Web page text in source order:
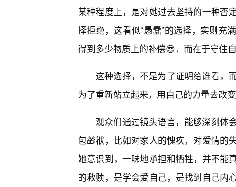
某种程度上，是对她过去坚持的一种否
择拒绝，这看似“愚蠢”的选择，实则充
得到多少物质上的补偿😎，而在于守住
这种选择，不是为了证明给谁看，
为了重新站立起来，用自己的力量去改变
观众们通过镜头语言，能够深刻体
包🎁袱，比如对家人的愧疚，对爱情的
她意识到，一味地承担和牺牲，并不能
的救赎，是学会爱自己，是找到自己内